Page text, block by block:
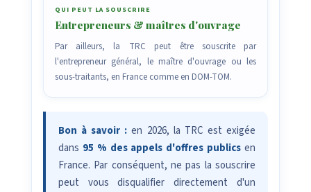
QUI PEUT LA SOUSCRIRE
Entrepreneurs & maîtres d'ouvrage
Par ailleurs, la TRC peut être souscrite par
l'entrepreneur général, le maître d'ouvrage ou les
sous-traitants, en France comme en DOM-TOM.
Bon à savoir : en 2026, la TRC est exigée
dans 95 % des appels d'offres publics en
France. Par conséquent, ne pas la souscrire
peut vous disqualifier directement d'un